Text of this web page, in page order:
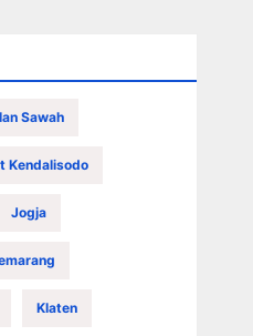
Sawah
Kendalisodo
Jogja
Klaten